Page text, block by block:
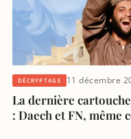
DÉCRYPTAGE 11 décembre
La dernière
: Daech et FN, même